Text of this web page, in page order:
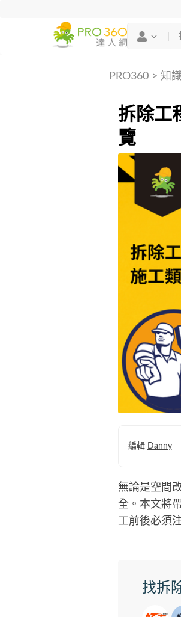
PRO360> 知識
拆除工
覽
無論是空間
全。本文將
工前後必須
編輯 Danny
找拆